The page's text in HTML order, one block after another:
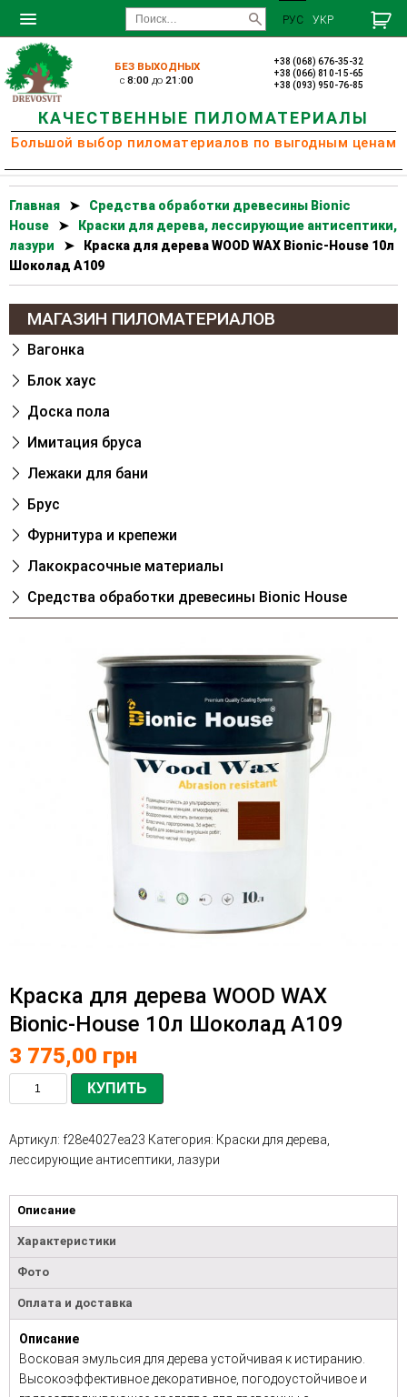
РУС УКР
БЕЗ ВЫХОДНЫХ
c8:00 до21:00
+38 (068) 676-35-32
+38 (066) 810-15-65
+38 (093) 950-76-85
КАЧЕСТВЕННЫЕ ПИЛОМАТЕРИАЛЫ
Большой выбор пиломатериалов по выгодным ценам
Главная ➤
Cредства обработки древесины Bionic
House
➤
Краски для дерева, лессирующие антисептики,
лазури
➤
Краска для дерева WOOD WAX Bionic-House 10л
Шоколад А109
МАГАЗИН ПИЛОМАТЕРИАЛОВ
Вагонка
Блок хаус
Доска пола
Имитация бруса
Лежаки для бани
Брус
Фурнитура и крепежи
Лакокрасочные материалы
Cредства обработки древесины Bionic House
Краска для дерева WOOD WAX
Bionic-House 10л Шоколад А109
3 775,00 грн
КУПИТЬ
Артикул: f28e4027ea23 Категория: Краски для дерева,
лессирующие антисептики, лазури
Описание
Характеристики
Фото
Оплата и доставка
Описание
Восковая эмульсия для дерева устойчивая к истиранию.
Высокоэффективное декоративное, погодоустойчивое и